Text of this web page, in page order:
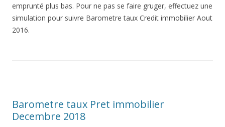
emprunté plus bas. Pour ne pas se faire gruger, effectuez une
simulation pour suivre Barometre taux Credit immobilier Aout
2016.
Barometre taux Pret immobilier
Decembre 2018